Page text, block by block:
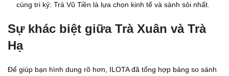
cùng tri kỷ: Trà Vũ Tiền là lựa chọn kinh tế và sành sỏi nhất.
Sự khác biệt giữa Trà Xuân và Trà
Hạ
Để giúp bạn hình dung rõ hơn, ILOTA đã tổng hợp bảng so sánh